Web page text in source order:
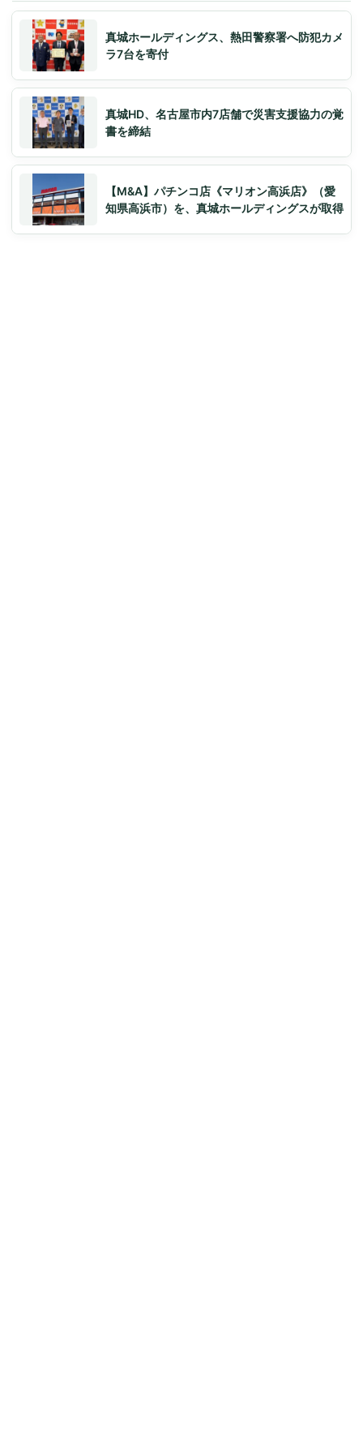
真城ホールディングス、熱田警察署へ防犯カメ
ラ7台を寄付
真城HD、名古屋市内7店舗で災害支援協力の覚
書を締結
【M&A】パチンコ店《マリオン高浜店》（愛
知県高浜市）を、真城ホールディングスが取得